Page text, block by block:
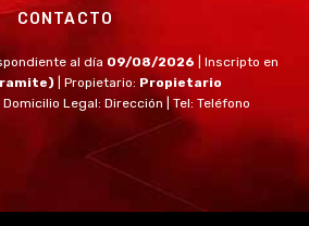
CONTACTO
al día 09/08/2026
| Inscripto en
| Propietario: Propietario
Domicilio Legal: Dirección | Tel: Teléfono